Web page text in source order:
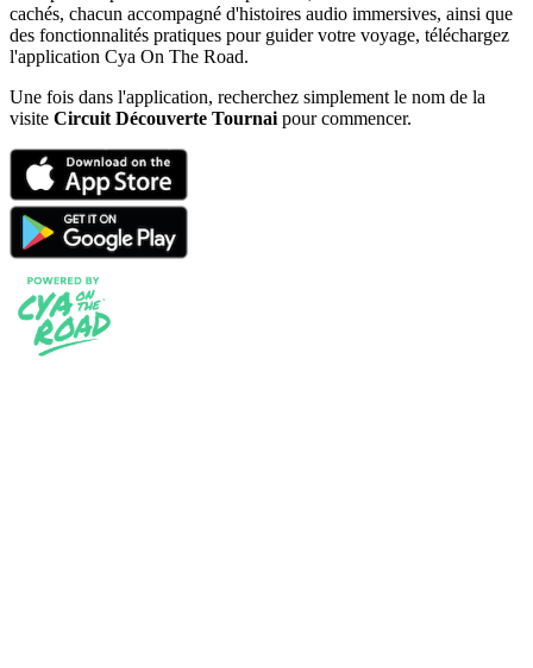
cachés, chacun accompagné d'histoires audio immersives, ainsi que
des fonctionnalités pratiques pour guider votre voyage, téléchargez
l'application Cya On The Road.
Une fois dans l'application, recherchez simplement le nom de la
visite Circuit Découverte Tournai pour commencer.